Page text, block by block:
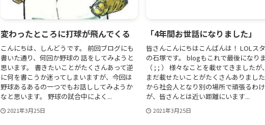
変わったところに打球が飛んでくる
こんにちは、しんどうです。 前回ブログにも
書いた通り、何回か野球の 話をしてみようと
思います。 書きたいことがたくさんあって逆
に何を書こうか迷ってしまいますが、今回は
野球あるあるの一つでもお話ししてみようか
なと思います。 野球の試合中によく...
2021年3月25日
「4年間お世話になりました」
皆さんこんにちはこんばんは！ LOLス
の石塚です。 blogもこれで最後になり
（ ; ; ） 様々なことを載せてきましたが
まだ載せたいことがたくさんありまし
から社会人となり別の場所で頑張るわ
が、皆さんとは近い距離にいます...
2021年3月25日